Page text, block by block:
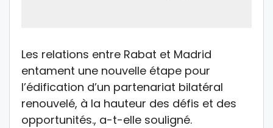
Les relations entre Rabat et Madrid
entament une nouvelle étape pour
l’édification d’un partenariat bilatéral
renouvelé, à la hauteur des défis et des
opportunités., a-t-elle souligné.